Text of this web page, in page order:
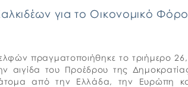
για το Οικονομικό
πραγματοποιήθηκε το τριήμερο
αιγίδα του Προέδρου της
από την Ελλάδα, την Ευρώπη